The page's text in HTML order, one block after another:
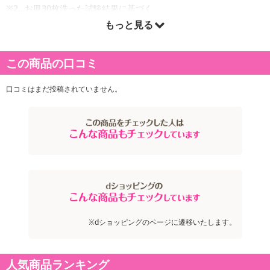
※2…お皿30枚洗った試験結果に基づく。
もっと見る
この商品の口コミ
口コミはまだ投稿されていません。
※dショッピングのページに遷移いたします。
人気商品ランキング